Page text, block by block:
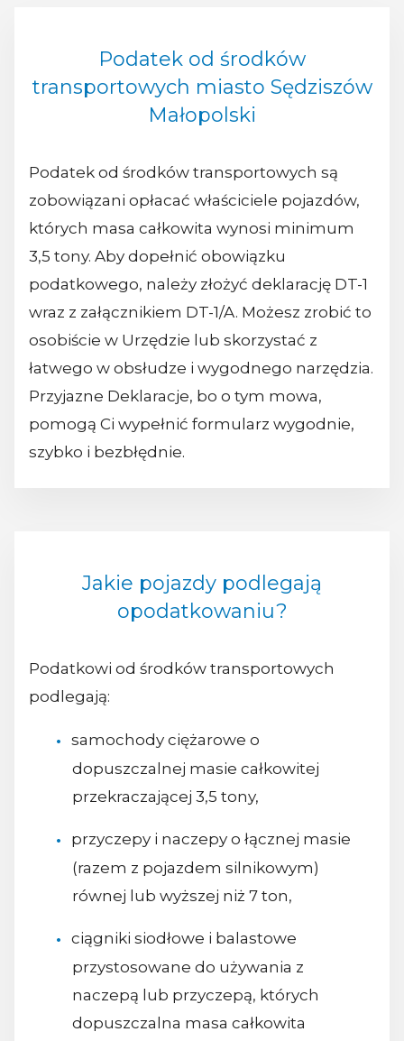
Podatek od środków
transportowych miasto Sędziszów
Małopolski
Podatek od środków transportowych są
zobowiązani opłacać właściciele pojazdów,
których masa całkowita wynosi minimum
3,5 tony. Aby dopełnić obowiązku
podatkowego, należy złożyć deklarację DT-1
wraz z załącznikiem DT-1/A. Możesz zrobić to
osobiście w Urzędzie lub skorzystać z
łatwego w obsłudze i wygodnego narzędzia.
Przyjazne Deklaracje, bo o tym mowa,
pomogą Ci wypełnić formularz wygodnie,
szybko i bezbłędnie.
Jakie pojazdy podlegają
opodatkowaniu?
Podatkowi od środków transportowych
podlegają:
samochody ciężarowe o
dopuszczalnej masie całkowitej
przekraczającej 3,5 tony,
przyczepy i naczepy o łącznej masie
(razem z pojazdem silnikowym)
równej lub wyższej niż 7 ton,
ciągniki siodłowe i balastowe
przystosowane do używania z
naczepą lub przyczepą, których
dopuszczalna masa całkowita